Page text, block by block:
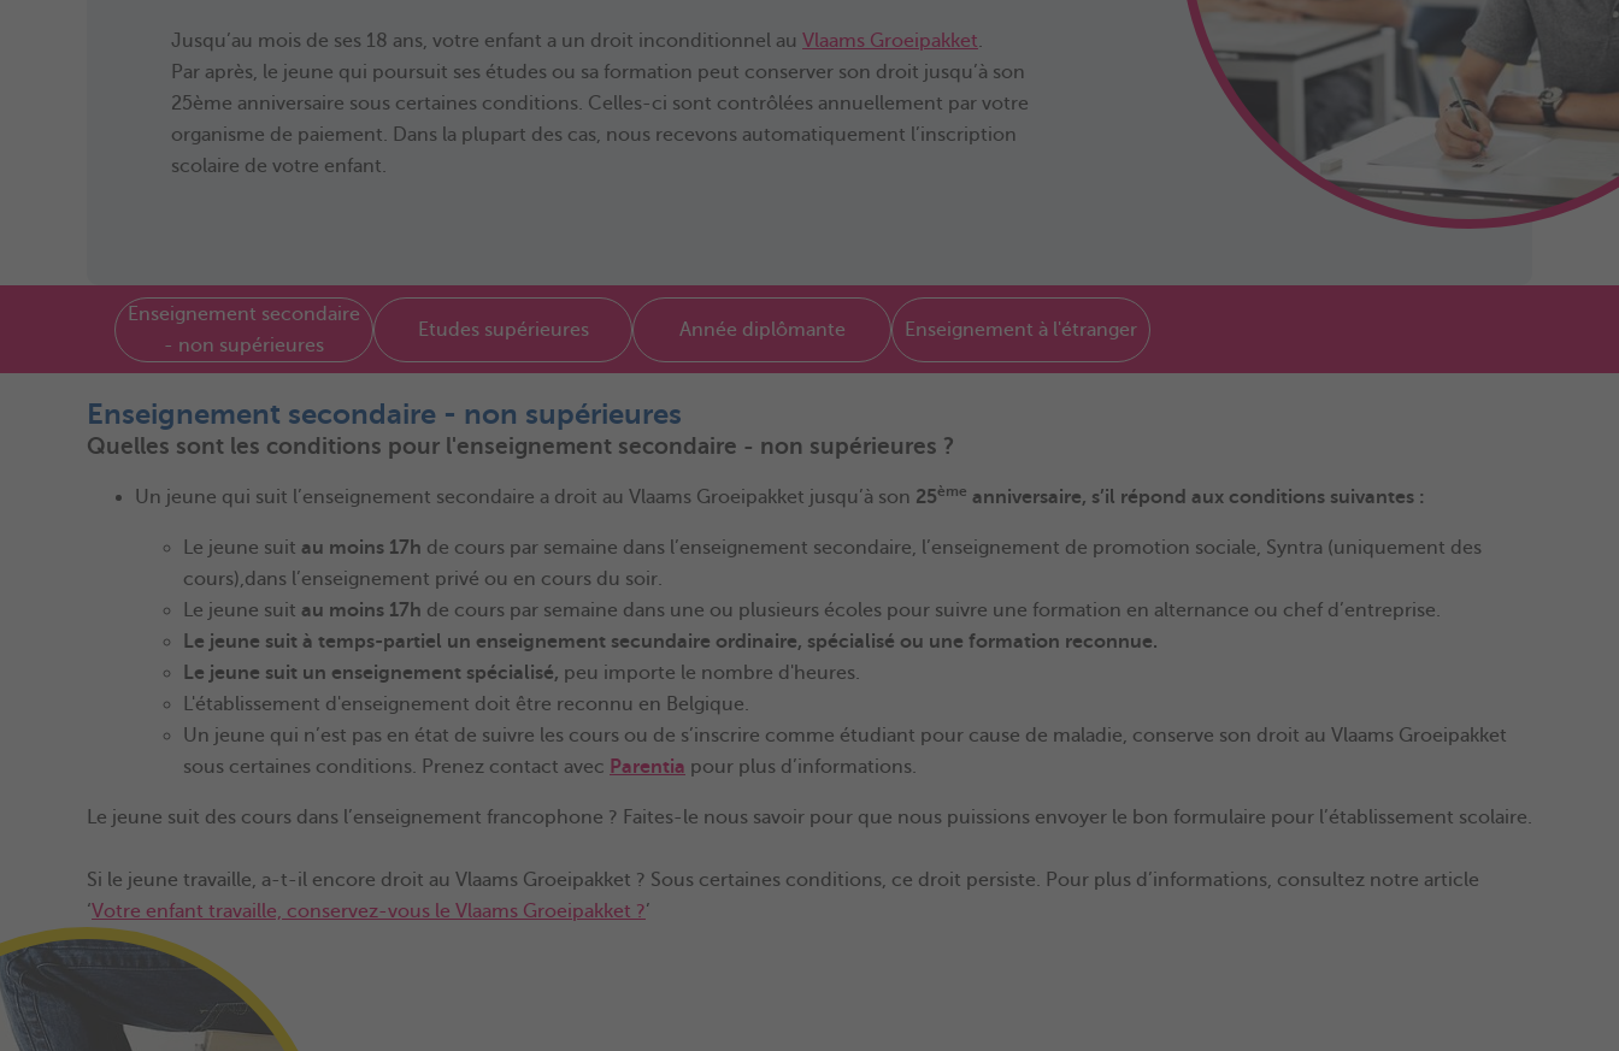
Jusqu’au mois de ses 18 ans, votre enfant a un droit inconditionnel au Vlaams Groeipakket.
Par après, le jeune qui poursuit ses études ou sa formation peut conserver son droit jusqu’à son
25ème anniversaire sous certaines conditions. Celles-ci sont contrôlées annuellement par votre
organisme de paiement. Dans la plupart des cas, nous recevons automatiquement l’inscription
scolaire de votre enfant.
Enseignement secondaire
- non supérieures
Etudes supérieures Année diplômante Enseignement à l'étranger
Enseignement secondaire - non supérieures
Quelles sont les conditions pour l'enseignement secondaire - non supérieures ?
Un jeune qui suit l’enseignement secondaire a droit au Vlaams Groeipakket jusqu’à son 25ème anniversaire, s’il répond aux conditions suivantes :
Le jeune suit au moins 17h de cours par semaine dans l’enseignement secondaire, l’enseignement de promotion sociale, Syntra (uniquement des
cours),dans l’enseignement privé ou en cours du soir.
Le jeune suit au moins 17h de cours par semaine dans une ou plusieurs écoles pour suivre une formation en alternance ou chef d’entreprise.
Le jeune suit à temps-partiel un enseignement secundaire ordinaire, spécialisé ou une formation reconnue.
Le jeune suit un enseignement spécialisé, peu importe le nombre d'heures.
L'établissement d'enseignement doit être reconnu en Belgique.
Un jeune qui n’est pas en état de suivre les cours ou de s’inscrire comme étudiant pour cause de maladie, conserve son droit au Vlaams Groeipakket
sous certaines conditions. Prenez contact avec Parentia pour plus d’informations.
Le jeune suit des cours dans l’enseignement francophone ? Faites-le nous savoir pour que nous puissions envoyer le bon formulaire pour l’établissement scolaire.
Si le jeune travaille, a-t-il encore droit au Vlaams Groeipakket ? Sous certaines conditions, ce droit persiste. Pour plus d’informations, consultez notre article
‘Votre enfant travaille, conservez-vous le Vlaams Groeipakket ?’